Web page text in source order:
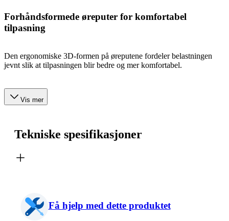
Forhåndsformede øreputer for komfortabel
tilpasning
Den ergonomiske 3D-formen på øreputene fordeler belastningen
jevnt slik at tilpasningen blir bedre og mer komfortabel.
Vis mer
Tekniske spesifikasjoner
Få hjelp med dette produktet